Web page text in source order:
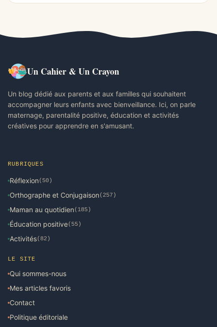
Un Cahier & Un Crayon
Un blog dédié aux parents et aux familles qui souhaitent
accompagner leurs enfants avec bienveillance. Ici, on parle
maternage, parentalité positive, éducation et activités
créatives pour apprendre en s'amusant.
RUBRIQUES
Réflexion (50)
Orthographe et Conjugaison (257)
Maman au quotidien (185)
Éducation positive(55)
Activités(82)
LE SITE
Qui sommes-nous
Mes articles favoris
Contact
Politique éditoriale